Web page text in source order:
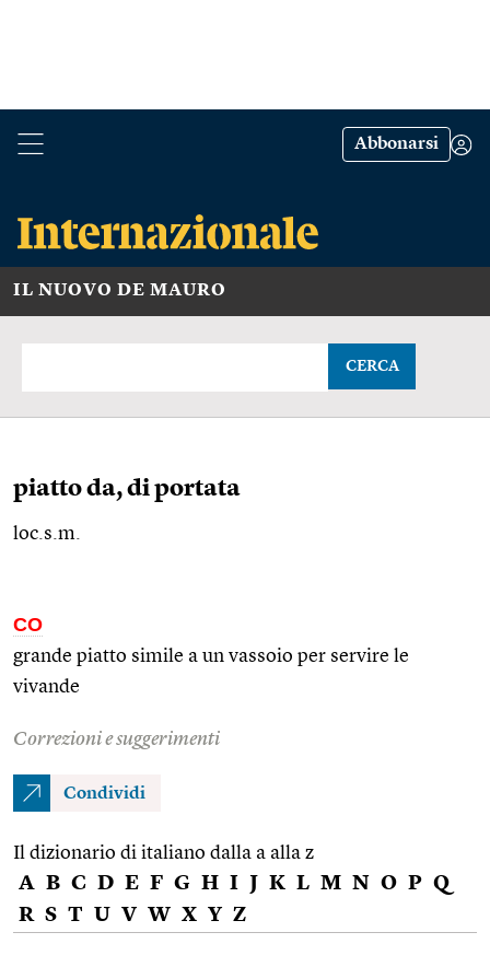
Abbonarsi
IL NUOVO DE MAURO
CERCA
piatto da, di portata
loc.s.m.
CO
grande piatto simile a un vassoio per servire le
vivande
Correzioni e suggerimenti
Condividi
Il dizionario di italiano dalla a alla z
A B C D E F G H I J K L M N O P Q
R S T U V W X Y Z